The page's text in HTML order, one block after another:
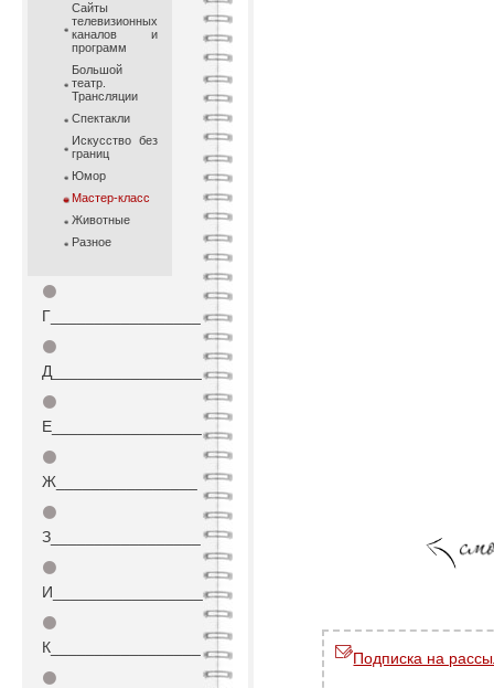
Cайты
телевизионных
каналов и
программ
Большой
театр.
Трансляции
Спектакли
Искусство без
границ
Юмор
Мастер-класс
Животные
Разное
⚫
Г_________________
⚫
Д_________________
⚫
Е_________________
⚫
Ж________________
⚫
З_________________
⚫
И_________________
⚫
К_________________
⚫
Подписка на